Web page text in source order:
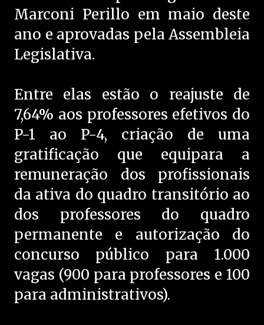
Marconi Perillo em maio deste
ano e aprovadas pela Assembleia
Legislativa.
Entre elas estão o reajuste de
7,64% aos professores efetivos do
P-1 ao P-4, criação de uma
gratificação que equipara a
remuneração dos profissionais
da ativa do quadro transitório ao
dos professores do quadro
permanente e autorização do
concurso público para 1.000
vagas (900 para professores e 100
para administrativos).